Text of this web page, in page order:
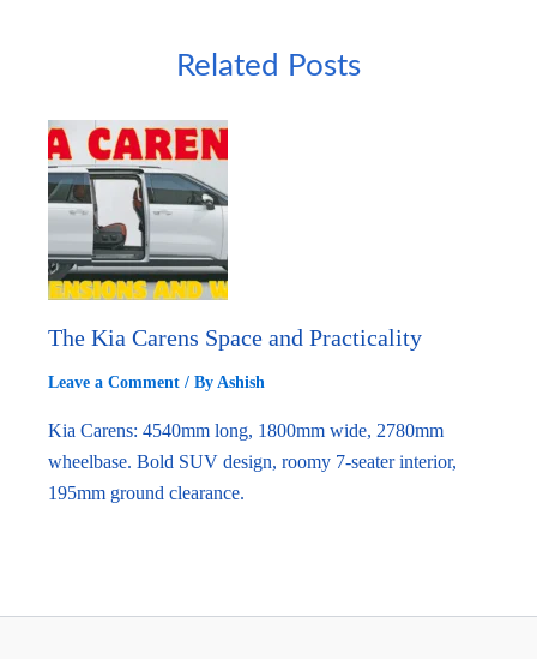
Related Posts
The Kia Carens Space and Practicality
Leave a Comment / By Ashish
Kia Carens: 4540mm long, 1800mm wide, 2780mm
wheelbase. Bold SUV design, roomy 7-seater interior,
195mm ground clearance.